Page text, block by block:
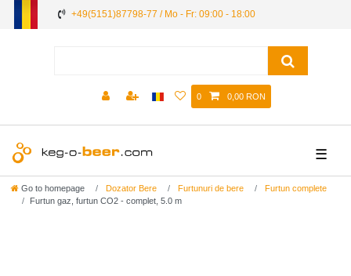
+49(5151)87798-77 / Mo - Fr: 09:00 - 18:00
0 0,00 RON
☰
Go to homepage Dozator Bere Furtunuri de bere
Furtun complete
Furtun gaz, furtun CO2 - complet, 5.0 m